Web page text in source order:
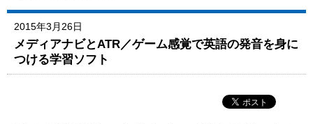
2015年3月26日
メディアナビとATR／ゲーム感覚で英語の発音を身に
つける学習ソフト